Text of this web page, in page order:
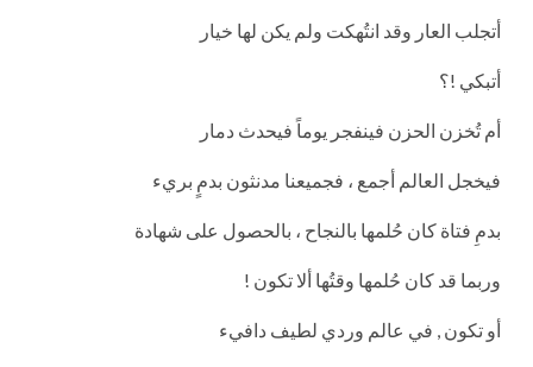
أتجلب العار وقد انتُهكت ولم يكن لها خيار
أتبكي !؟
أم تُخزن الحزن فينفجر يوماً فيحدث دمار
فيخجل العالم أجمع ، فجميعنا مدنثون بدمٍ بريء
بدمِ فتاة كان حُلمها بالنجاح ، بالحصول على شهادة
وربما قد كان حُلمها وقتُها ألا تكون !
أو تكون , في عالم وردي لطيف دافيء